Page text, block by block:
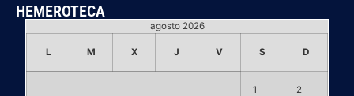
HEMEROTECA
agosto 2026
L M X J V S D
1 2